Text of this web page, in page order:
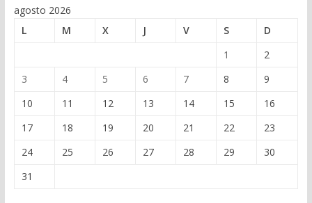
agosto 2026
L
M X J V S
D
1
2
3
4 5 6 7 8
9
10
11 12 13 14 15
16
17
18 19 20 21 22
23
24
25 26 27 28 29
30
31